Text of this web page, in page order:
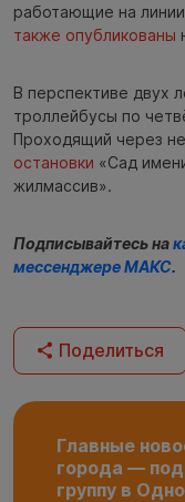
работающие на
также опубликованы
В перспективе двух
троллейбусы по
Проходящий через
остановки «Сад
жилмассив».
Подписывайтесь на
мессенджере МАКС.
Поделиться
Главные
города —
группу в